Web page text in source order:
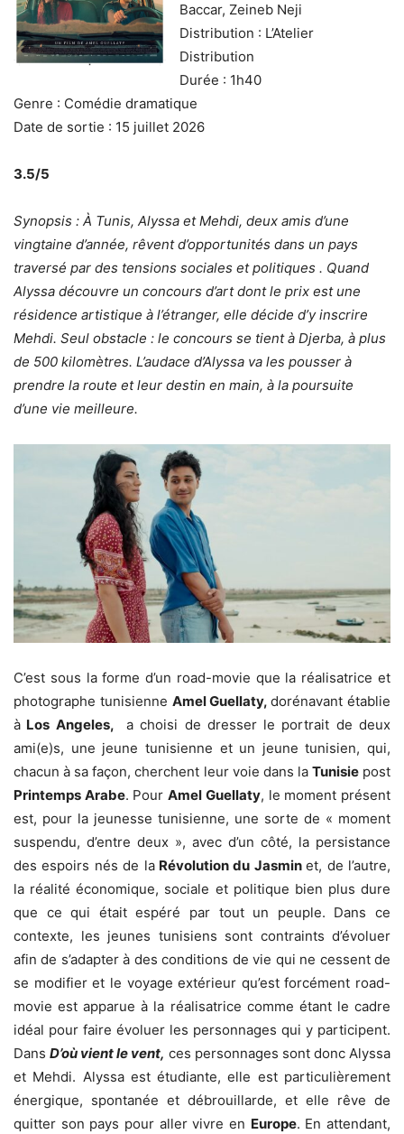
Baccar, Zeineb Neji
Distribution : L’Atelier
Distribution
Durée : 1h40
Genre : Comédie dramatique
Date de sortie : 15 juillet 2026
3.5/5
Synopsis : À Tunis, Alyssa et Mehdi, deux amis d’une
vingtaine d’année, rêvent d’opportunités dans un pays
traversé par des tensions sociales et politiques . Quand
Alyssa découvre un concours d’art dont le prix est une
résidence artistique à l’étranger, elle décide d’y inscrire
Mehdi. Seul obstacle : le concours se tient à Djerba, à plus
de 500 kilomètres. L’audace d’Alyssa va les pousser à
prendre la route et leur destin en main, à la poursuite
d’une vie meilleure.
C’est sous la forme d’un road-movie que la réalisatrice et
photographe tunisienne Amel Guellaty,dorénavant établie
à Los Angeles,
a choisi de dresser le portrait de deux
ami(e)s, une jeune tunisienne et un jeune tunisien, qui,
chacun à sa façon, cherchent leur voie dans la Tunisiepost
Printemps Arabe. PourAmel Guellaty, le moment présent
est, pour la jeunesse tunisienne, une sorte de « moment
suspendu, d’entre deux », avec d’un côté, la persistance
des espoirs nés de laRévolution du Jasminet, de l’autre,
la réalité économique, sociale et politique bien plus dure
que ce qui était espéré par tout un peuple. Dans ce
contexte, les jeunes tunisiens sont contraints d’évoluer
afin de s’adapter à des conditions de vie qui ne cessent de
se modifier et le voyage extérieur qu’est forcément road-
movie est apparue à la réalisatrice comme étant le cadre
idéal pour faire évoluer les personnages qui y participent.
Dans D’où vient le vent, ces personnages sont donc Alyssa
et Mehdi. Alyssa est étudiante, elle est particulièrement
énergique, spontanée et débrouillarde, et elle rêve de
quitter son pays pour aller vivre en Europe. En attendant,